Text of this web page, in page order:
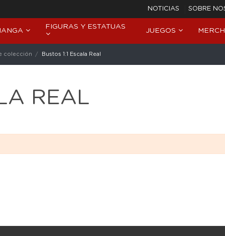
NOTICIAS SOBRE
FIGURAS Y ESTATUAS
JUEGOS
colección Bustos 1:1 Escala Real
REAL